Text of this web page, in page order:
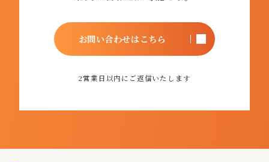
お問い合わせはこちら
2営業日以内に ご返信いたします